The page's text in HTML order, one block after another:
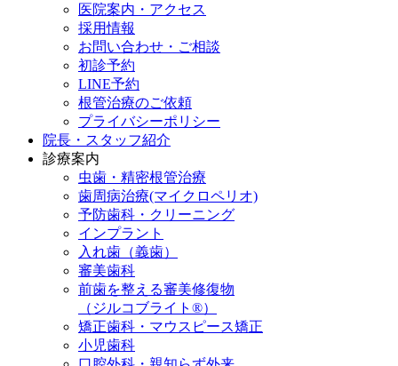
医院案内・アクセス
採用情報
お問い合わせ・ご相談
初診予約
LINE予約
根管治療のご依頼
プライバシーポリシー
院長・スタッフ紹介
診療案内
虫歯・精密根管治療
歯周病治療(マイクロペリオ)
予防歯科・クリーニング
インプラント
入れ歯（義歯）
審美歯科
前歯を整える審美修復物
（ジルコブライト®）
矯正歯科・マウスピース矯正
小児歯科